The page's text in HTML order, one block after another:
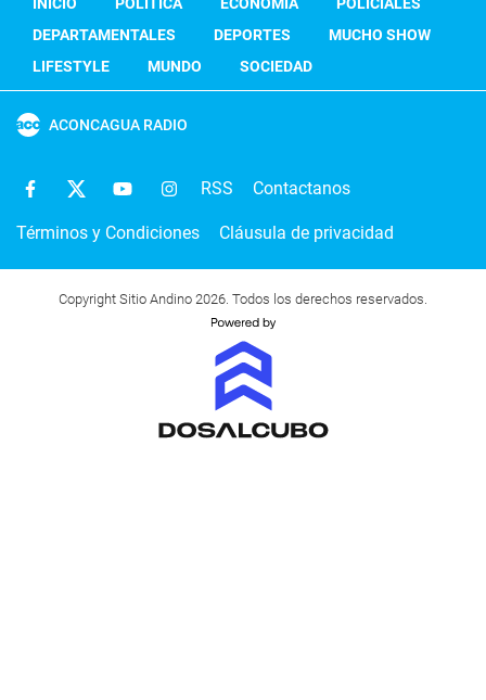
DEPARTAMENTALES
DEPORTES
MUCHO SHOW
LIFESTYLE
MUNDO SOCIEDAD
ACONCAGUA RADIO
RSS Contactanos
Términos y Condiciones Cláusula de privacidad
Copyright Sitio Andino 2026. Todos los derechos reservados.